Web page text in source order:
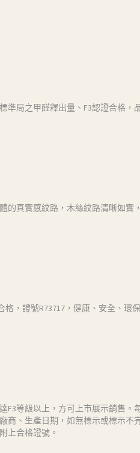
局之甲醛釋出量、F3認證合格，
真實感紋路，木絲紋路清晰如實
，證號R73717，健康、安全、環
等級以上，方可上市展示銷售。
、生產日期，如無標示或標示不
上合格證號。